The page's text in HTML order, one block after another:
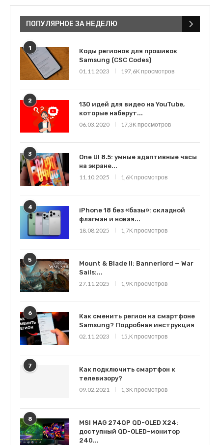
ПОПУЛЯРНОЕ ЗА НЕДЕЛЮ
1
Коды регионов для прошивок
Samsung (CSC Codes)
01.11.2023
197,6K просмотров
2
130 идей для видео на YouTube,
которые наберут...
06.03.2020
17,3K просмотров
3
One UI 8.5: умные адаптивные часы
на экране...
11.10.2025
1,6K просмотров
4
iPhone 18 без «базы»: складной
флагман и новая...
18.08.2025
1,7K просмотров
5
Mount & Blade II: Bannerlord — War
Sails:...
27.11.2025
1,9K просмотров
6
Как сменить регион на смартфоне
Samsung? Подробная инструкция
02.11.2023
15,K просмотров
7
Как подключить смартфон к
телевизору?
09.02.2021
1,3K просмотров
8
MSI MAG 274QP QD-OLED X24:
доступный QD-OLED-монитор
240...